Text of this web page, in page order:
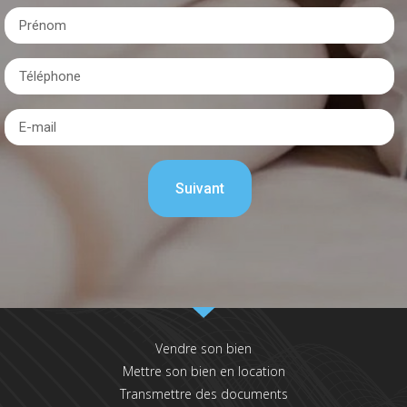
Vendre son bien
Mettre son bien en location
Transmettre des documents